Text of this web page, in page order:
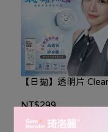
【日拋】透明片 Clear
NT$299
加入配送車